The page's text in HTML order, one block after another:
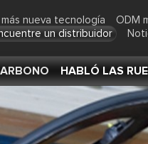
más nueva tecnología
ODM
un distribuidor
HABLÓ LAS